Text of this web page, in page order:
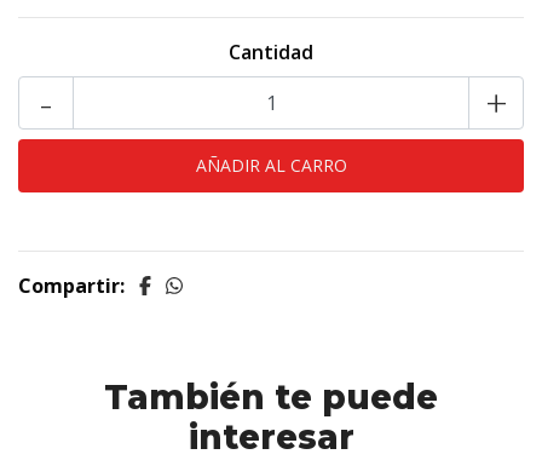
Cantidad
- +
Compartir:
También te puede
interesar